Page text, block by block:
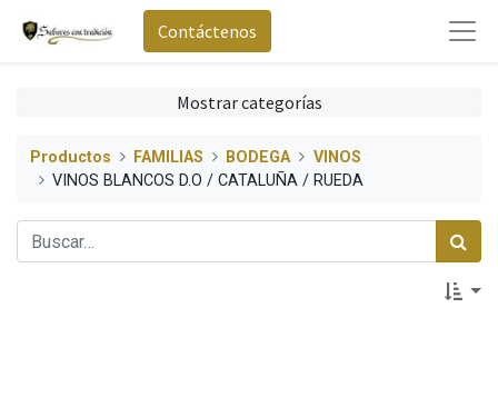
Contáctenos
Mostrar categorías
Productos FAMILIAS BODEGA
VINOS
VINOS BLANCOS D.O / CATALUÑA / RUEDA